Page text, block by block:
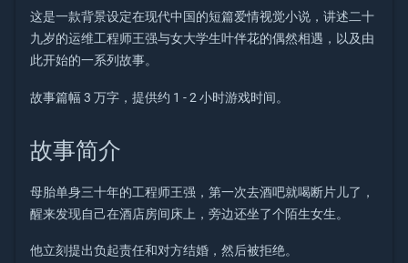
这是一款背景设定在现代中国的短篇爱情视觉小说，讲述二十
九岁的运维工程师王强与女大学生叶伴花的偶然相遇，以及由
此开始的一系列故事。
故事篇幅 3 万字，提供约 1 - 2 小时游戏时间。
故事简介
母胎单身三十年的工程师王强，第一次去酒吧就喝断片儿了，
醒来发现自己在酒店房间床上，旁边还坐了个陌生女生。
他立刻提出负起责任和对方结婚，然后被拒绝。